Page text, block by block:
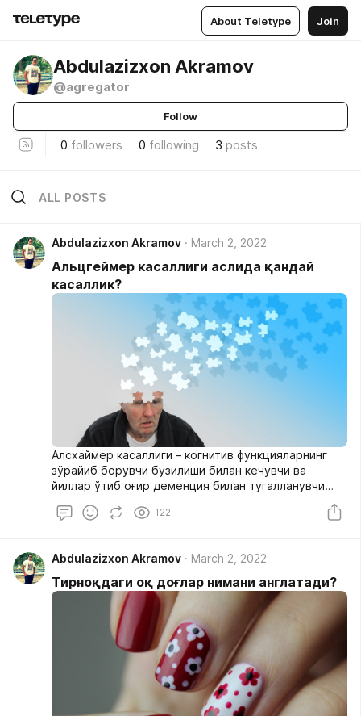
About Teletype Join
Abdulazizxon Akramov
@agregator
Follow
0 followers 0 following 3 posts
ALL POSTS
Abdulazizxon Akramov March 2, 2022
Альцгеймер касаллиги аслида қандай
касаллик?
Алсхаймер касаллиги – когнитив функцияларнинг
зўрайиб борувчи бузилиши билан кечувчи ва
йиллар ўтиб оғир деменция билан тугалланувчи
биринчи бўлиб 1906 йили немис психиатри А.
122
Abdulazizxon Akramov March 2, 2022
Тирноқдаги оқ доғлар нимани англатади?